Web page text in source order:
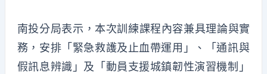
南投分局表示，本次訓練課程內容兼具理論與實
務，安排「 緊急救護及止血帶運用」、「通訊與
假訊息辨識」及「 動員支援城鎮韌性演習機制」